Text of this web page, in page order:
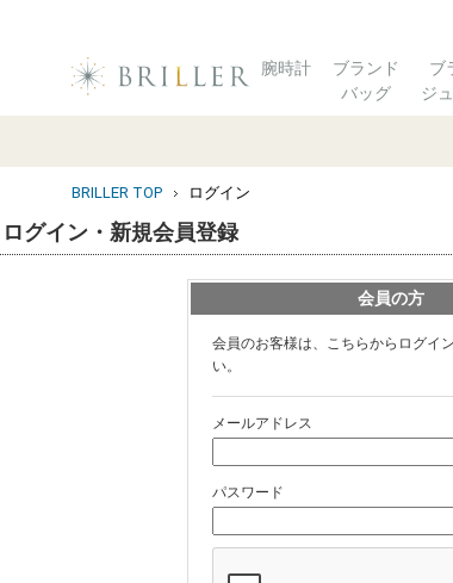
腕時計
ブランド
バッグ
ブ
ジ
BRILLER TOP ログイン
ログイン・新規会員登録
会員の方
会員のお客様は、こちらからログイ
い。
メールアドレス
パスワード